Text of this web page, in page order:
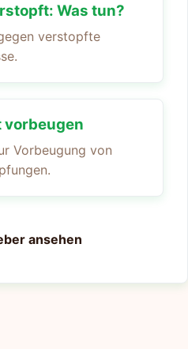
Was tun?
verstopfte
Vorbeugung von
ansehen